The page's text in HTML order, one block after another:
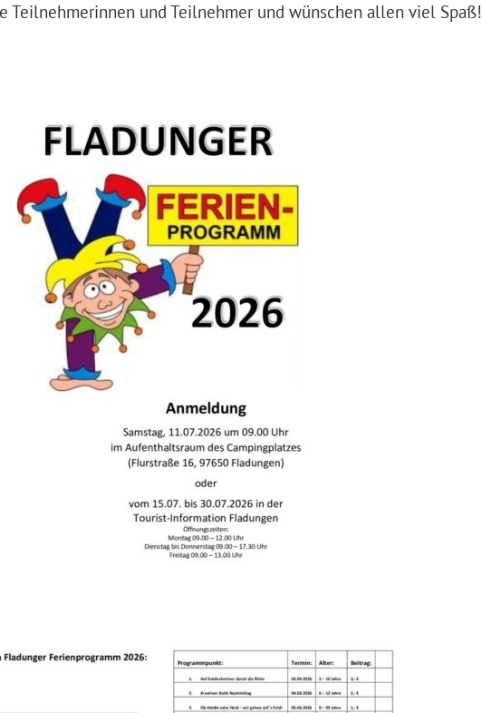
Teilnehmerinnen und Teilnehmer und wünschen allen viel Spaß!